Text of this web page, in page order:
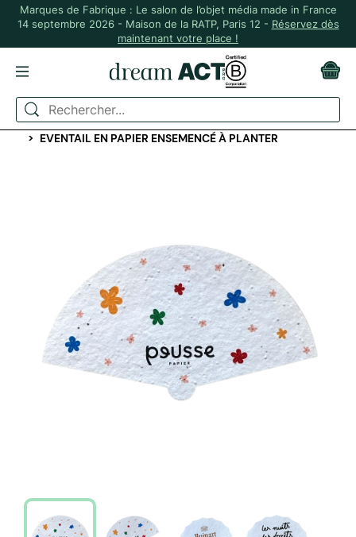
Marques de Fabrique : Le salon de l’objet média made in France
14 septembre 2026 - Maison de la RATP, Paris 12 - Réservez dès
maintenant votre place !
ACCUEIL
IDÉES CADEAUX
CADEAUX "GOODIES" SALON
EVENTAIL EN PAPIER ENSEMENCÉ À PLANTER